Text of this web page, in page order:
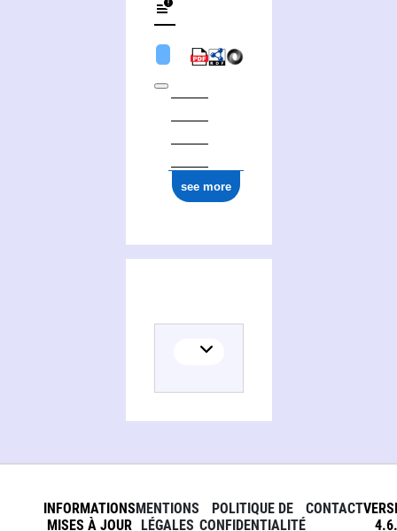
see more
INFORMATIONS
MISES À JOUR
MENTIONS
LÉGALES
POLITIQUE DE
CONFIDENTIALITÉ
CONTACT